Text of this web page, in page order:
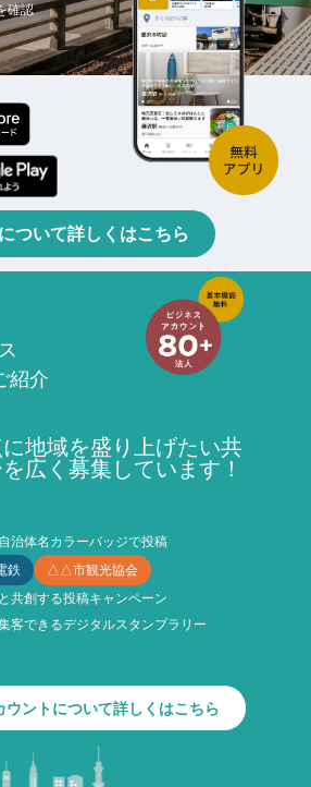
確認
ついて詳しくはこちら
紹介
に地域を盛り上げたい共
広く募集しています！
治体名カラーバッジで投稿
鉄
△△市観光協会
共創する投稿キャンペーン
客できるデジタルスタンプラリー
ウントについて詳しくはこちら